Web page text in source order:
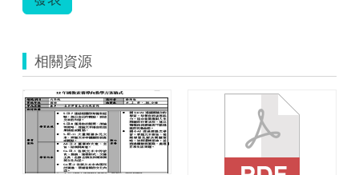
相關資源